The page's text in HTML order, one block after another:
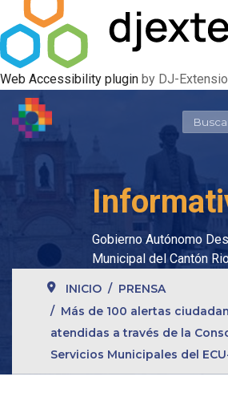
Web Accessibility plugin by DJ-
Buscar
Gobierno Autónomo
Municipal del Cantón
INICIO
PRENSA
Más de 100 alertas
atendidas a través de la
Servicios Municipales del